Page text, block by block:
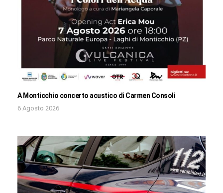
A Monticchio concerto acustico di Carmen Consoli
6 Agosto 2026